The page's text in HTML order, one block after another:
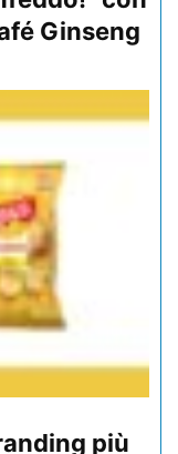
Ginseng
più